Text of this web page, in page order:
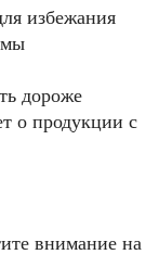
избежания
мы
дороже
о продукции с
внимание на